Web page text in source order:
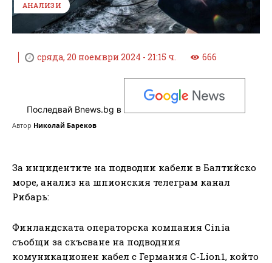
АНАЛИЗИ
сряда, 20 ноември 2024 - 21:15 ч. 666
Последвай Bnews.bg в
Автор Николай Бареков
За инцидентите на подводни кабели в Балтийско
море, анализ на шпионския телеграм канал
Рибарь:
Финландската операторска компания Cinia
съобщи за скъсване на подводния
комуникационен кабел с Германия C-Lion1, който